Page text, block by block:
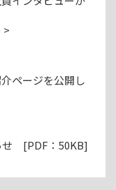
>
ページを公開し
せ [PDF：50KB]